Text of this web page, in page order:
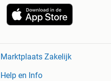
Marktplaats Zakelijk
Help en Info